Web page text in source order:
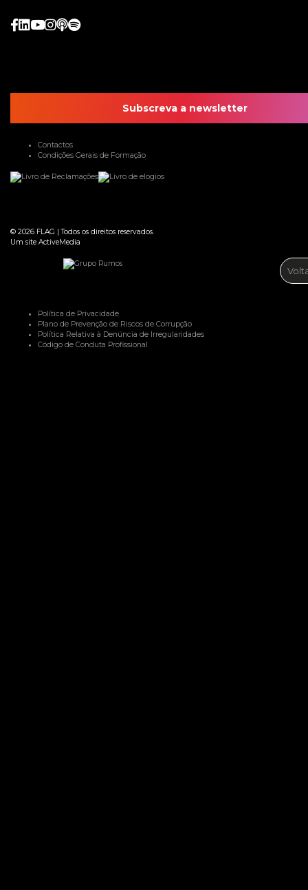
Subscreva a newsletter
Contactos
Condições Gerais de Formação
© 2026 FLAG |Todos os direitos reservados.
Um site ActiveMedia
Política de Privacidade
Plano de Prevenção de Riscos de Corrupção
Política Relativa à Denúncia de Irregularidades
Código de Conduta Profissional